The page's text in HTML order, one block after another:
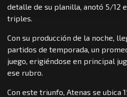
detalle de su planilla, anotó 5/12
triples.
Con su producción de la noche,
partidos de temporada, un
juego, erigiéndose en principal
ese rubro.
Con este triunfo, Atenas se ubica